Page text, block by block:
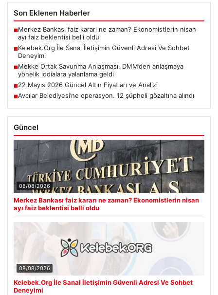
Son Eklenen Haberler
■Merkez Bankası faiz kararı ne zaman? Ekonomistlerin nisan
ayı faiz beklentisi belli oldu
■Kelebek.Org İle Sanal İletişimin Güvenli Adresi Ve Sohbet
Deneyimi
■Mekke Ortak Savunma Anlaşması. DMM’den anlaşmaya
yönelik iddialara yalanlama geldi
■22 Mayıs 2026 Güncel Altın Fiyatları ve Analizi
■Avcılar Belediyesi’ne operasyon. 12 şüpheli gözaltına alındı
Güncel
08/08/2026
Merkez Bankası faiz kararı ne zaman? Ekonomistlerin nisan
ayı faiz beklentisi belli oldu
08/08/2026
Kelebek.Org İle Sanal İletişimin Güvenli Adresi Ve Sohbet
Deneyimi